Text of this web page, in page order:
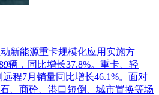
新能源重卡规模化应用实施方
辆，同比增长37.8%。重卡、轻
程7月销量同比增长46.1%。面对
、商砼、港口短倒、城市置换等场